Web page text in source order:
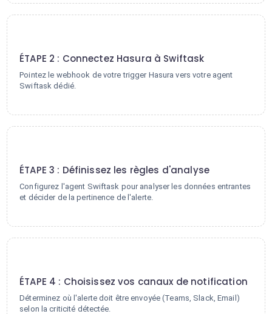
ÉTAPE 2 : Connectez Hasura à Swiftask
Pointez le webhook de votre trigger Hasura vers votre agent
Swiftask dédié.
ÉTAPE 3 : Définissez les règles d'analyse
Configurez l'agent Swiftask pour analyser les données entrantes
et décider de la pertinence de l'alerte.
ÉTAPE 4 : Choisissez vos canaux de notification
Déterminez où l'alerte doit être envoyée (Teams, Slack, Email)
selon la criticité détectée.